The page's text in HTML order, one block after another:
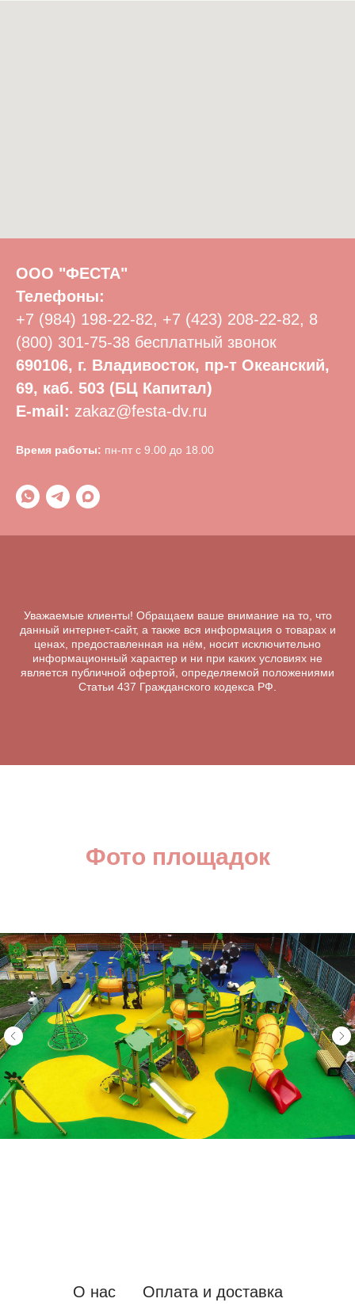
ООО "ФЕСТА"
Телефоны:
+7 (984) 198-22-82, +7 (423) 208-22-82, 8
(800) 301-75-38 бесплатный звонок
690106, г. Владивосток, пр-т Океанский,
69, каб. 503 (БЦ Капитал)
E-mail: zakaz@festa-dv.ru
Время работы: пн-пт с 9.00 до 18.00
Уважаемые клиенты! Обращаем ваше внимание на то, что
данный интернет-сайт, а также вся информация о товарах и
ценах, предоставленная на нём, носит исключительно
информационный характер и ни при каких условиях не
является публичной офертой, определяемой положениями
Статьи 437 Гражданского кодекса РФ.
Фото площадок
О нас Оплата и доставка